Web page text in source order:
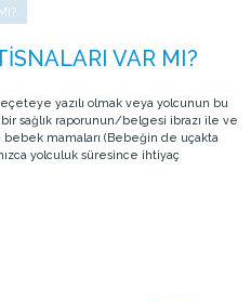
yazılı olmak veya yolcunun bu
sağlık raporunun/belgesi ibrazı ile ve
bebek mamaları (Bebeğin de uçakta
yolculuk süresince ihtiyaç